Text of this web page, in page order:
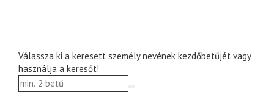
Válassza ki a keresett személy nevének kezdőbetűjét vagy
használja a keresőt!